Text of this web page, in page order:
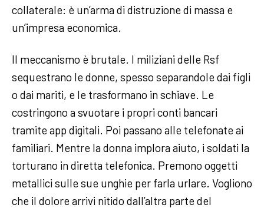
collaterale: è un’arma di distruzione di massa e
un’impresa economica.
Il meccanismo è brutale. I miliziani delle Rsf
sequestrano le donne, spesso separandole dai figli
o dai mariti, e le trasformano in schiave. Le
costringono a svuotare i propri conti bancari
tramite app digitali. Poi passano alle telefonate ai
familiari. Mentre la donna implora aiuto, i soldati la
torturano in diretta telefonica. Premono oggetti
metallici sulle sue unghie per farla urlare. Vogliono
che il dolore arrivi nitido dall’altra parte del